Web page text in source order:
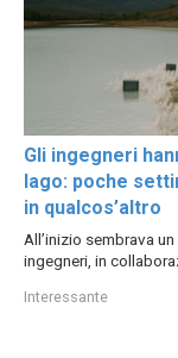
Gli ingegneri
lago: poche
in qualcos’altro
All’inizio sembrava
ingegneri, in
Interessante